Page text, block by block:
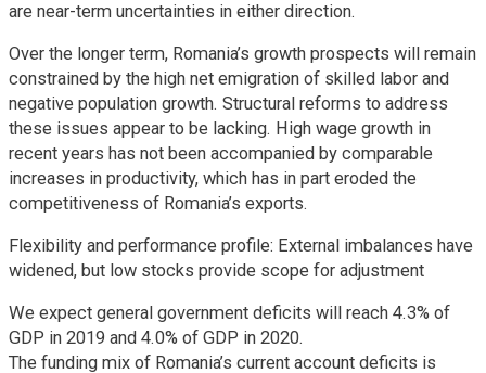
are near-term uncertainties in either direction.
Over the longer term, Romania’s growth prospects will remain
constrained by the high net emigration of skilled labor and
negative population growth. Structural reforms to address
these issues appear to be lacking. High wage growth in
recent years has not been accompanied by comparable
increases in productivity, which has in part eroded the
competitiveness of Romania’s exports.
Flexibility and performance profile: External imbalances have
widened, but low stocks provide scope for adjustment
We expect general government deficits will reach 4.3% of
GDP in 2019 and 4.0% of GDP in 2020.
The funding mix of Romania’s current account deficits is